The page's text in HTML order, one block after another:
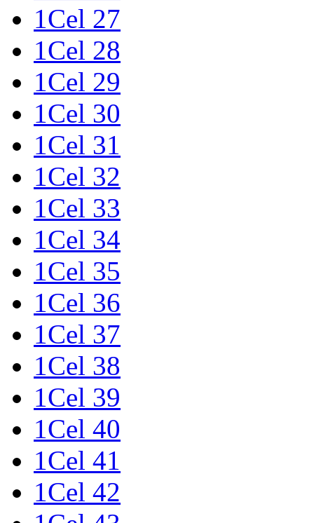
1Cel 27
1Cel 28
1Cel 29
1Cel 30
1Cel 31
1Cel 32
1Cel 33
1Cel 34
1Cel 35
1Cel 36
1Cel 37
1Cel 38
1Cel 39
1Cel 40
1Cel 41
1Cel 42